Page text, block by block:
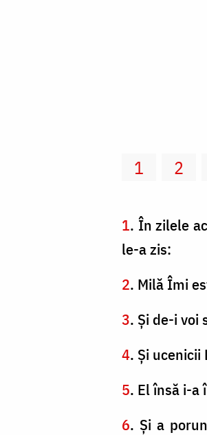
1 2
1. În zilele
le-a zis:
2. Milă Îmi
3. Şi de-i voi
4. Şi
5. El însă i-a
6. Şi a